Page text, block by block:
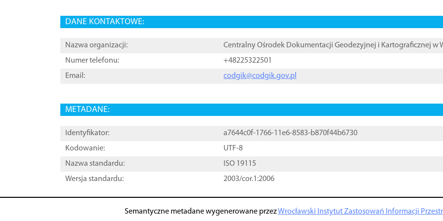
DANE KONTAKTOWE:
Nazwa organizacji:
Centralny Ośrodek Dokumentacji Geodezyjnej i Kartograficznej w
Numer telefonu:
+48225322501
Email:
codgik@codgik.gov.pl
METADANE:
Identyfikator:
a7644c0f-1766-11e6-8583-b870f44b6730
Kodowanie:
UTF-8
Nazwa standardu:
ISO 19115
Wersja standardu:
2003/cor.1:2006
Semantyczne metadane wygenerowane przezWrocławski Instytut Zastosowań Informacji